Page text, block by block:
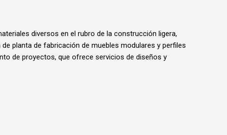
diversos en el rubro de la construcción ligera,
planta de fabricación de muebles modulares y perfiles
de proyectos, que ofrece servicios de diseños y